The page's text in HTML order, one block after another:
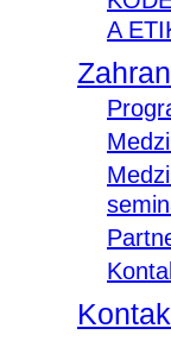
A